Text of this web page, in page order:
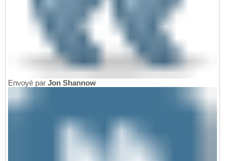
Envoyé par Jon Shannow